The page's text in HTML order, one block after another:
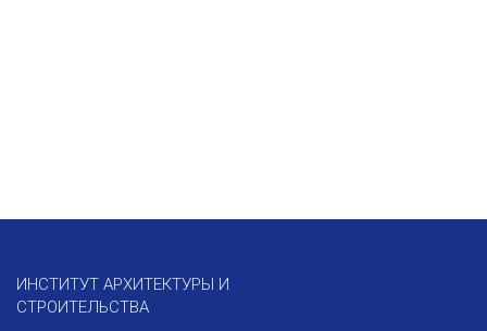
ИНСТИТУТ АРХИТЕКТУРЫ И
СТРОИТЕЛЬСТВА